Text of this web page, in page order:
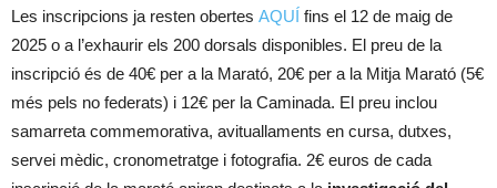
Les inscripcions ja resten obertes AQUÍ fins el 12 de maig de
2025 o a l’exhaurir els 200 dorsals disponibles. El preu de la
inscripció és de 40€ per a la Marató, 20€ per a la Mitja Marató (5€
més pels no federats) i 12€ per la Caminada. El preu inclou
samarreta commemorativa, avituallaments en cursa, dutxes,
servei mèdic, cronometratge i fotografia. 2€ euros de cada